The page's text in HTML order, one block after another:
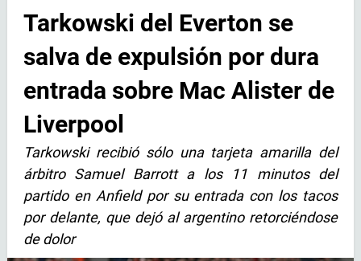
Tarkowski del Everton se
salva de expulsión por dura
entrada sobre Mac Alister de
Liverpool
Tarkowski recibió sólo una tarjeta amarilla del
árbitro Samuel Barrott a los 11 minutos del
partido en Anfield por su entrada con los tacos
por delante, que dejó al argentino retorciéndose
de dolor